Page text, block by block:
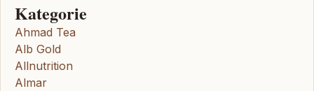
Kategorie
Ahmad Tea
Alb Gold
Allnutrition
Almar